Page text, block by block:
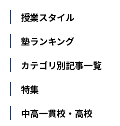
山形県
福島県
関東
東京都
神奈川県
栃木県
群馬県
新潟県
中部
愛知県
静岡県
【掲載塾一覧を見る】
東京個別指導学院
明光義塾
個別教室のトライ
武田塾
授業スタイル
個別指導
オンライン指導
塾ランキング
中学受験ランキング
カテゴリ別記事一覧
中学受験
大学受験
特集
開成番長直伝！子どもの受
中高一貫校・高校